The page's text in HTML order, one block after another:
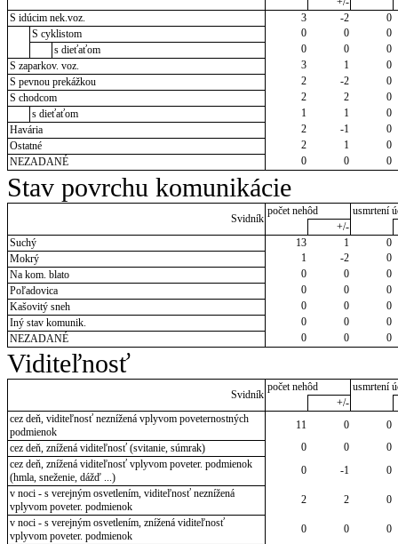
S idúcim nek.voz.
3 -2
0
S cyklistom
0 0
0
s dieťaťom
0 0
0
S zaparkov. voz.
3 1
0
S pevnou prekážkou
2 -2
0
S chodcom
2 2
0
s dieťaťom
1 1
0
Havária
2 -1
0
Ostatné
2 1
0
NEZADANÉ
0 0 0
Stav povrchu komunikácie
Svidník
počet nehôd
usmrtení
+/-
Suchý
13 1
0
Mokrý
1 -2
0
Na kom. blato
0 0
0
Poľadovica
0 0
0
Kašovitý sneh
0 0
0
Iný stav komunik.
0 0
0
NEZADANÉ
0 0 0
Viditeľnosť
Svidník
počet nehôd
usmrtení
+/-
cez deň, viditeľnosť neznížená vplyvom poveternostných
podmienok
11 0
0
cez deň, znížená viditeľnosť (svitanie, súmrak)
0 0
0
cez deň, znížená viditeľnosť vplyvom poveter. podmienok
(hmla, sneženie, dážď ...)
0 -1
0
v noci - s verejným osvetlením, viditeľnosť neznížená
vplyvom poveter. podmienok
2 2
0
v noci - s verejným osvetlením, znížená viditeľnosť
vplyvom poveter. podmienok
0 0
0